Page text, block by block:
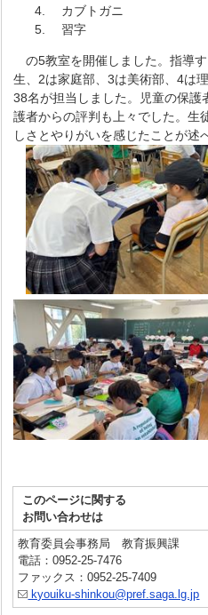
カブトガニ
習字
の5教室を開催しました。指導
生、2は家庭部、3は美術部、4は
38名が担当しました。児童の保
護者からの評判も上々でした。生
しさとやりがいを感じたことが
このページに関する
お問い合わせは
教育委員会事務局 教育振興課
電話：0952-25-7476
ファックス：0952-25-7409
kyouiku-shinkou@pref.saga.lg.jp